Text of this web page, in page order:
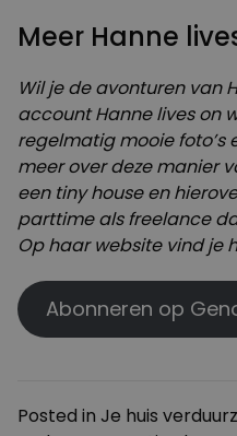
Meer Hanne
Wil je de avonturen van
accountHanne lives on
regelmatig mooie foto’s
meer over deze manier
een tiny house en
parttime als freelance
Op haar websitevind je
Abonneren op
Posted in Je huis